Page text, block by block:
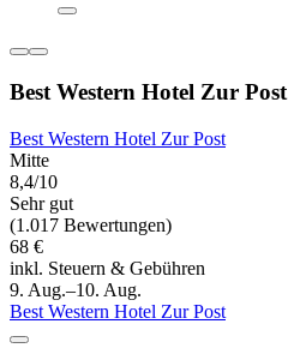
Best Western Hotel Zur Post
Best Western Hotel Zur Post
Mitte
8,4/10
Sehr gut
(1.017 Bewertungen)
68 €
inkl. Steuern & Gebühren
9. Aug.–10. Aug.
Best Western Hotel Zur Post